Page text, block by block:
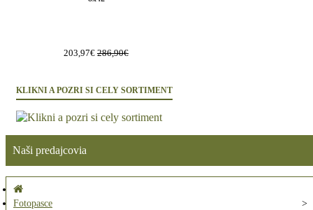
203,97€ 286,90€
KLIKNI A POZRI SI CELY SORTIMENT
Naši predajcovia
Fotopasce